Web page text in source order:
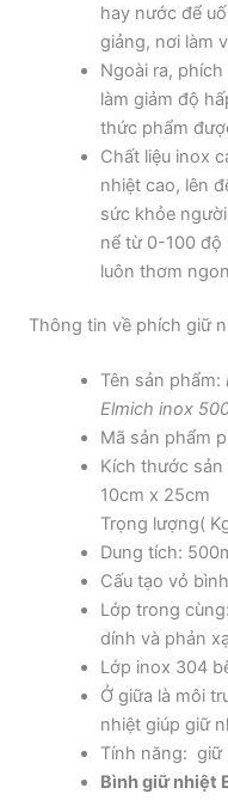
hay nước để
giảng, nơi làm
Ngoài ra,
làm giảm độ
thức phẩm
Chất liệu inox
nhiệt cao, lên
sức khỏe
nể từ 0-100 độ
luôn thơm
Thông tin về phích giữ
Tên sản phẩm:
Elmich inox
Mã sản phẩm
Kích thước sản
10cm x 25cm
Trọng lượng(
Dung tích:
Cấu tạo vỏ
Lớp trong
dính và phản
Lớp inox 304
Ở giữa là môi
nhiệt giúp giữ
Tính năng: giữ
Bình giữ nhiệt